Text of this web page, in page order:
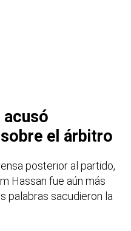
acusó
el árbitro
posterior al partido,
Hassan fue aún más
palabras sacudieron la